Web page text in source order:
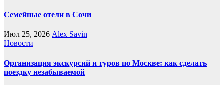
Семейные отели в Сочи
Июл 25, 2026 Alex Savin
Новости
Организация экскурсий и туров по Москве: как сделать
поездку незабываемой